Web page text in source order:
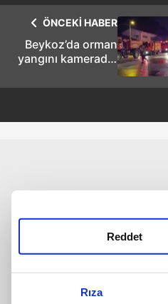
Rıza
Reddet
ÖNCEKİ HABER
Beykoz’da orman
yangını kamerada!
şüpheli tutuklandı!